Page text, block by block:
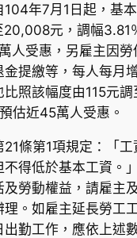
年7月1日起，基
20,008元，調幅3.81
人受惠，另雇主因勞
金提繳等，每人每月
照該幅度由115元調
估近45萬人受惠。
條第1項規定：「工
得低於基本工資。
及勞動權益，請雇主
理。如雇主延長勞工
勤工作，應依上述